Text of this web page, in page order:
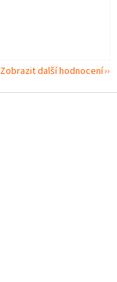
Zobrazit další hodnocení